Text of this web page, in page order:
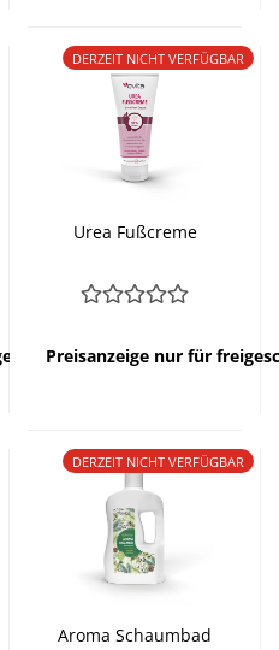
Kunden
DERZEIT NICHT VERFÜGBAR
Urea Fußcreme
Preisanzeige nur für
DERZEIT NICHT VERFÜGBAR
Aroma Schaumbad